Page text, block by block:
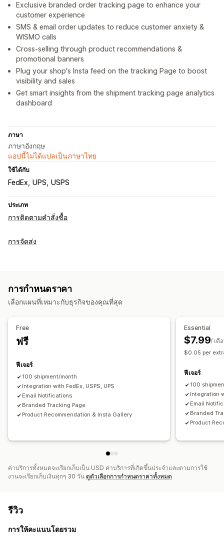
Exclusive branded order tracking page to enhance your
customer experience
SMS & email order updates to reduce customer anxiety &
WISMO calls
Cross-selling through product recommendations &
promotional banners
Plug your shop's Insta feed on the tracking Page to boost
visibility and sales
Get smart insights from the shipment tracking page analytics
dashboard
ภาษา
ภาษาอังกฤษ
แอปนี้ไม่ได้แปลเป็นภาษาไทย
ใช้ได้กับ
FedEx UPS USPS
ประเภท
การติดตามคำสั่งซื้อ
การจัดส่ง
การกำหนดราคา
เลือกแผนที่เหมาะกับธุรกิจของคุณที่สุด
Free
ฟรี
ฟีเจอร์
100 shipment/month
Integration with FedEx, USPS, UPS
Email Notifications
Branded Tracking Page
Product Recommendation & Insta Gallery
Essential
$7.99/ เดื
$0.05 per
ฟีเจอร์
100
Integration
Email
Branded
Product
ค่าบริการทั้งหมดจะเรียกเก็บเป็น USD ค่าบริการที่เกิดขึ้นประจำและตามการใช้
งานจะเรียกเก็บเงินทุกๆ 30 วัน ดูตัวเลือกการกำหนดราคาทั้งหมด
รีวิว
การให้คะแนนโดยรวม